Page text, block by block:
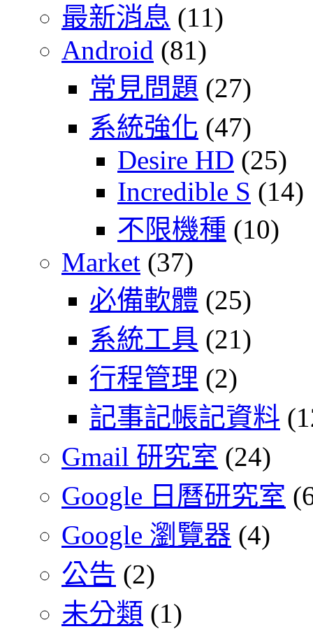
最新消息 (11)
Android (81)
常見問題 (27)
系統強化 (47)
Desire HD (25)
Incredible S (14)
不限機種 (10)
Market (37)
必備軟體 (25)
系統工具 (21)
行程管理 (2)
記事記帳記資料
Gmail 研究室 (24)
Google 日曆研究室
Google 瀏覽器 (4)
公告 (2)
未分類 (1)